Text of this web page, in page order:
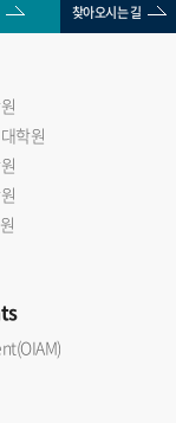
찾아오시는 길
학원